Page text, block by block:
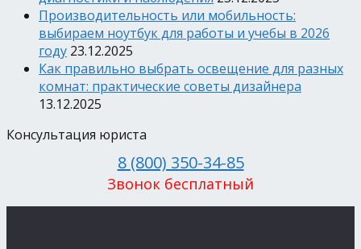
Производительность или мобильность:
выбираем ноутбук для работы и учебы в 2026
году 23.12.2025
Как правильно выбрать освещение для разных
комнат: практические советы дизайнера
13.12.2025
Консультация юриста
8 (800) 350-34-85
Звонок бесплатный